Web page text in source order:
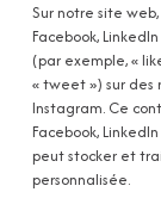
Sur notre site
Facebook,
(par exemple, «
« tweet ») sur des
Instagram. Ce
Facebook,
peut stocker et
personnalisée.